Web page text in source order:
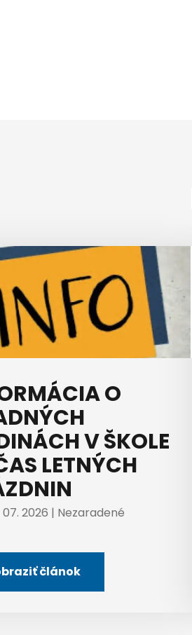
O
V ŠKOLE
LETNÝCH
2026 | Nezaradené
článok